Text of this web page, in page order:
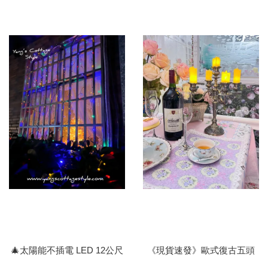
🎄太陽能不插電 LED 12公尺 《現貨速發》歐式復古五頭